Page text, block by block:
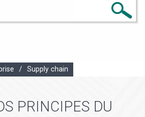
/ Supply chain
PRINCIPES DU